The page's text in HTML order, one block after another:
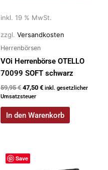
inkl. 19 % MwSt.
zzgl. Versandkosten
Herrenbörsen
VOi Herrenbörse OTELLO
70099 SOFT schwarz
59,95€ 47,50 € inkl. gesetzlicher
Umsatzsteuer
In den Warenkorb
Save
Dieses
Produkt